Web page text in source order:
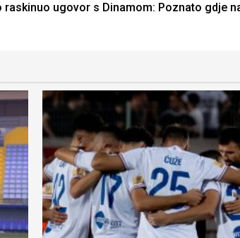
raskinuo ugovor s Dinamom: Poznato gdje